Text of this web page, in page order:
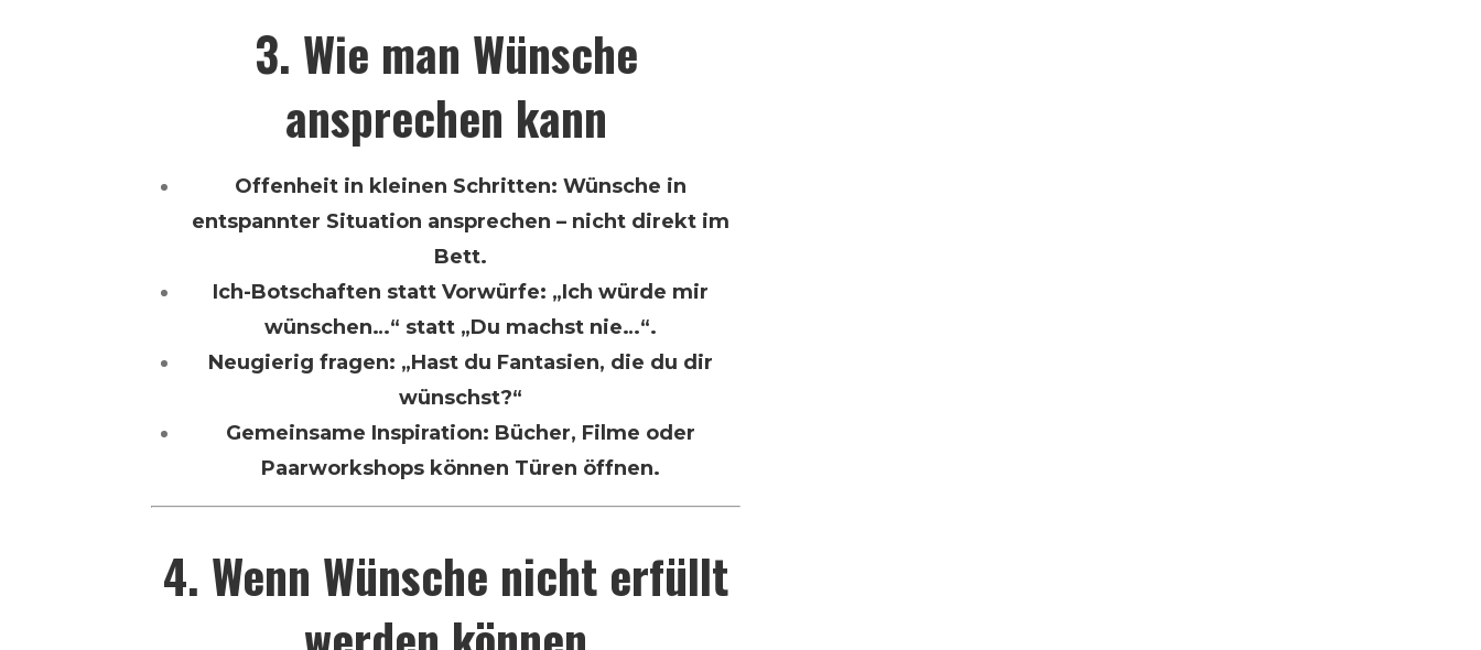
3. Wie man Wünsche
ansprechen kann
Offenheit in kleinen Schritten: Wünsche in
entspannter Situation ansprechen – nicht direkt im
Bett.
Ich-Botschaften statt Vorwürfe: „Ich würde mir
wünschen…“ statt „Du machst nie…“.
Neugierig fragen: „Hast du Fantasien, die du dir
wünschst?“
Gemeinsame Inspiration: Bücher, Filme oder
Paarworkshops können Türen öffnen.
4. Wenn Wünsche nicht erfüllt